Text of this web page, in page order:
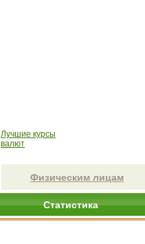
Лучшие курсы
валют
Физическим лицам
Статистика